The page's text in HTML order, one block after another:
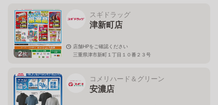
2枚
スギドラッグ
津新町店
店舗HPをご確認ください
三重県津市新町１丁目１０番２３号
コメリハード＆グリーン
安濃店